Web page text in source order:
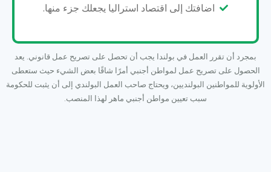
اضافتك إلى اقتصاد استراليا يجعلك جزء منها.
بمجرد أن تقرر العمل في بولندا يجب أن تحصل على تصريح عمل قانوني. يعد
الحصول على تصريح عمل لمواطن أجنبي أمرًا شاقًا بعض الشيء حيث ستعطى
الأولوية للمواطنين البولنديين، ويحتاج صاحب العمل البولندي إلى أن يثبت للحكومة
سبب تعيين مواطن أجنبي ماهر لهذا المنصب.